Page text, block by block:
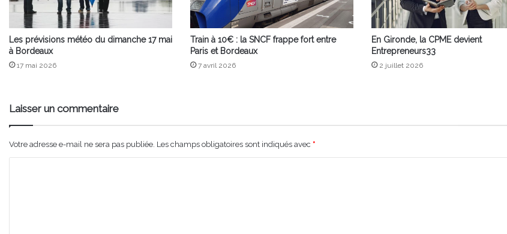
Les prévisions météo du dimanche 17 mai
à Bordeaux
17 mai 2026
Train à 10€ : la SNCF frappe fort entre
Paris et Bordeaux
7 avril 2026
En Gironde, la CPME devient
Entrepreneurs33
2 juillet 2026
Laisser un commentaire
Votre adresse e-mail ne sera pas publiée. Les champs obligatoires sont indiqués avec *